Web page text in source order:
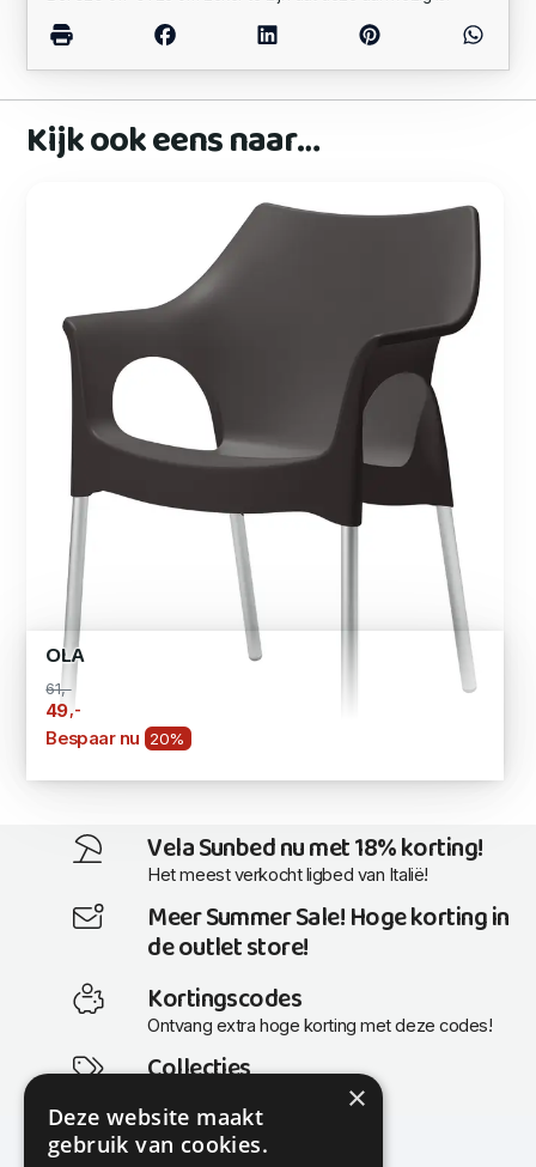
Kijk ook eens naar…
OLA
61,-
49 ,-
Bespaar nu 20%
Vela Sunbed nu met 18% korting!
Het meest verkocht ligbed van Italië!
Meer Summer Sale! Hoge korting in
de outlet store!
Kortingscodes
Ontvang extra hoge korting met deze codes!
Collecties
Actuele en populaire collecties
×
Deze website maakt
gebruik van cookies.